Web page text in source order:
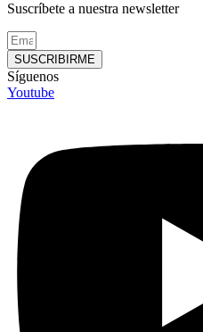
Suscríbete a nuestra newsletter
SUSCRIBIRME
Síguenos
Youtube